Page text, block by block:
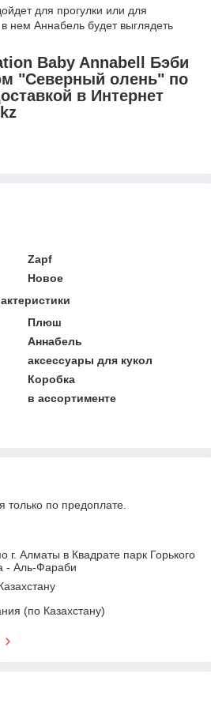
для прогулки или для
нем Аннабель будет выглядеть
Baby Annabell Бэби
"Северный олень" по
в Интернет
Zapf
Новое
Плюш
Аннабель
аксессуары для кукол
Коробка
в ассортименте
только по предоплате.
г. Алматы в Квадрате парк Горького
- Аль-Фараби
(по Казахстану)